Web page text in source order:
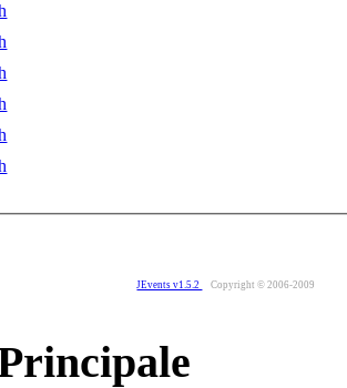
JEvents v1.5.2 Copyright © 2006-2009